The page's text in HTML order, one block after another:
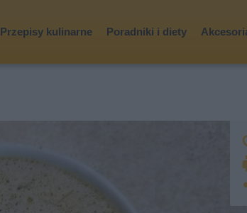
Przepisy kulinarne Poradniki i diety